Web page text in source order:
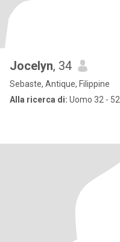
Jocelyn, 34
Sebaste, Antique, Filippine
Alla ricerca di: Uomo 32 - 52